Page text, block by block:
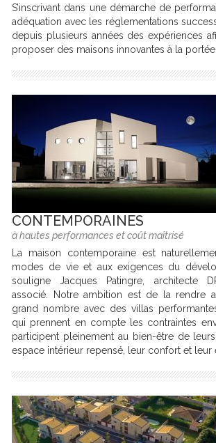
S’inscrivant dans une démarche de
adéquation avec les réglementations
depuis plusieurs années des expériences
proposer des maisons innovantes à la portée
CONTEMPORAINES
à hautes performances et coût maîtrisé
La maison contemporaine est
modes de vie et aux exigences du
souligne Jacques Patingre, architecte
associé. Notre ambition est de la rendre
grand nombre avec des villas
qui prennent en compte les contraintes
participent pleinement au bien-être de
espace intérieur repensé, leur confort et leur